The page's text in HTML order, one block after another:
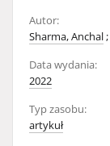
Autor:
Sharma, Anchal;
Data wydania:
2022
Typ zasobu:
artykuł